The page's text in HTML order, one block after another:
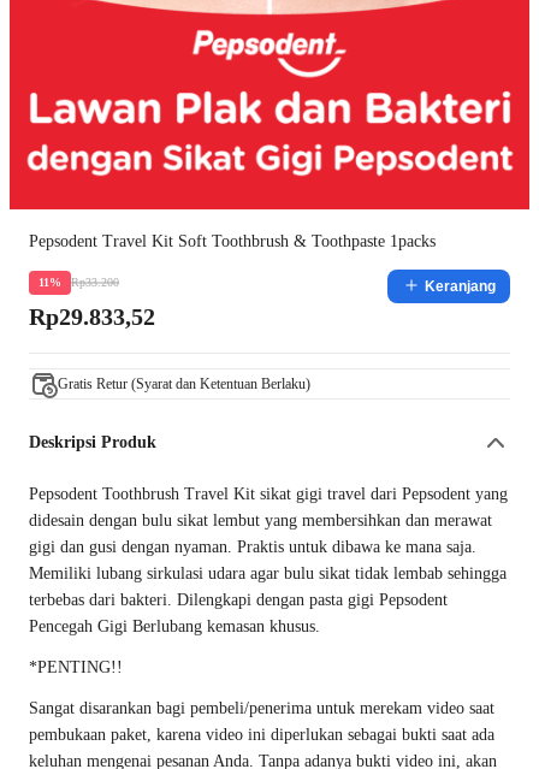
Pepsodent Travel Kit Soft Toothbrush & Toothpaste 1packs
11% Rp33.200
Rp29.833,52
Keranjang
Gratis Retur (Syarat dan Ketentuan Berlaku)
Deskripsi Produk
Pepsodent Toothbrush Travel Kit sikat gigi travel dari Pepsodent yang
didesain dengan bulu sikat lembut yang membersihkan dan merawat
gigi dan gusi dengan nyaman. Praktis untuk dibawa ke mana saja.
Memiliki lubang sirkulasi udara agar bulu sikat tidak lembab sehingga
terbebas dari bakteri. Dilengkapi dengan pasta gigi Pepsodent
Pencegah Gigi Berlubang kemasan khusus.
*PENTING!!
Sangat disarankan bagi pembeli/penerima untuk merekam video saat
pembukaan paket, karena video ini diperlukan sebagai bukti saat ada
keluhan mengenai pesanan Anda. Tanpa adanya bukti video ini, akan